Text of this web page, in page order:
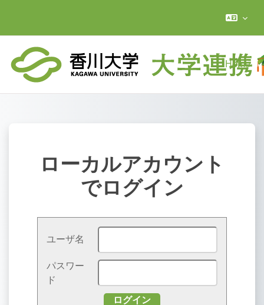
Home
ローカルアカウント
でログイン
ユーザ名
パスワー
ド